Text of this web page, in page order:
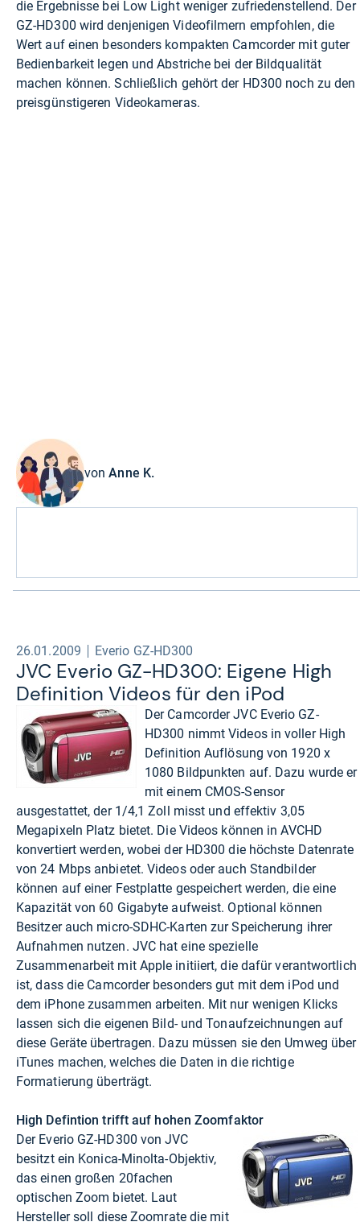
die Ergebnisse bei Low Light weniger zufriedenstellend. Der
GZ-HD300 wird denjenigen Videofilmern empfohlen, die
Wert auf einen besonders kompakten Camcorder mit guter
Bedienbarkeit legen und Abstriche bei der Bildqualität
machen können. Schließlich gehört der HD300 noch zu den
preisgünstigeren Videokameras.
vonAnne K.
26.01.2009 Everio GZ-HD300
JVC Eve­rio GZ-​HD300: Eigene High
Defi­ni­tion Videos für den iPod
Der Camcorder JVC Everio GZ-
HD300 nimmt Videos in voller High
Definition Auflösung von 1920 x
1080 Bildpunkten auf. Dazu wurde er
mit einem CMOS-Sensor
ausgestattet, der 1/4,1 Zoll misst und effektiv 3,05
Megapixeln Platz bietet. Die Videos können in AVCHD
konvertiert werden, wobei der HD300 die höchste Datenrate
von 24 Mbps anbietet. Videos oder auch Standbilder
können auf einer Festplatte gespeichert werden, die eine
Kapazität von 60 Gigabyte aufweist. Optional können
Besitzer auch micro-SDHC-Karten zur Speicherung ihrer
Aufnahmen nutzen. JVC hat eine spezielle
Zusammenarbeit mit Apple initiiert, die dafür verantwortlich
ist, dass die Camcorder besonders gut mit dem iPod und
dem iPhone zusammen arbeiten. Mit nur wenigen Klicks
lassen sich die eigenen Bild- und Tonaufzeichnungen auf
diese Geräte übertragen. Dazu müssen sie den Umweg über
iTunes machen, welches die Daten in die richtige
Formatierung überträgt.
High Defintion trifft auf hohen Zoomfaktor
Der Everio GZ-HD300 von JVC
besitzt ein Konica-Minolta-Objektiv,
das einen großen 20fachen
optischen Zoom bietet. Laut
Hersteller soll diese Zoomrate die mit